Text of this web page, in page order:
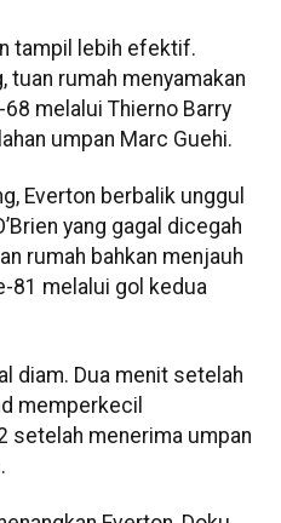
tampil lebih efektif.
tuan rumah menyamakan
melalui Thierno Barry
umpan Marc Guehi.
Everton berbalik unggul
yang gagal dicegah
rumah bahkan menjauh
81 melalui gol kedua
diam. Dua menit setelah
memperkecil
setelah menerima umpan